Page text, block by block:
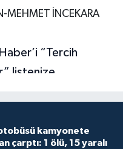
MEHMET İNCEKARA
kamyonete
çarptı: 1 ölü, 15 yaralı